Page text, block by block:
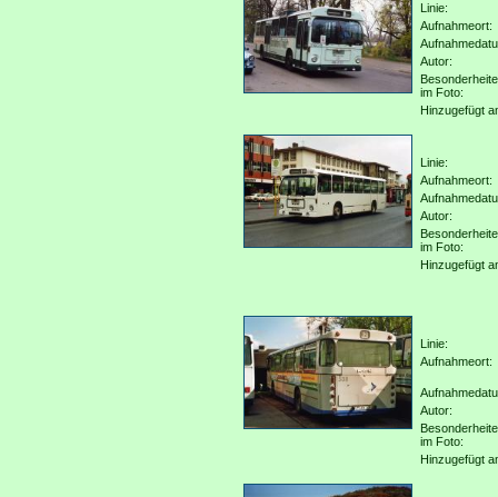
Linie:
Aufnahmeort:
Autor:
im Foto:
Hinzugefügt
Linie:
Aufnahmeort:
Autor:
im Foto:
Hinzugefügt
Linie:
Aufnahmeort:
Autor:
im Foto:
Hinzugefügt